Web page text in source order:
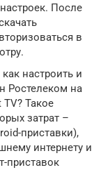
После
в
настроить и
Ростелеком на
Такое
затрат –
приставки),
интернету и
приставок